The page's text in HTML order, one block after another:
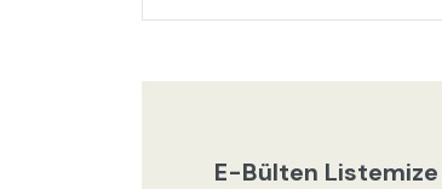
E-Bülten Listemize